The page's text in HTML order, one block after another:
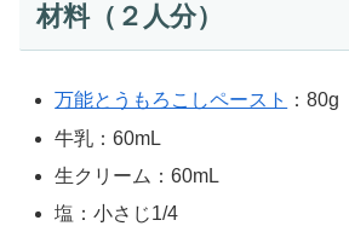
材料（２人分）
万能とうもろこしペースト
：80g
牛乳：60mL
生クリーム：60mL
塩：小さじ1/4